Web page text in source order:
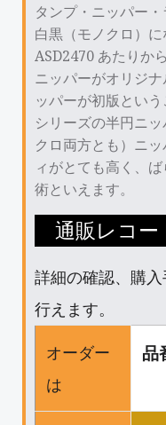
タンプ・ニッパー
白黒（モノクロ）に
ASD2470 あたりか
ニッパーがオリジ
ッパーが初版とい
シリーズの半円ニ
クロ両方とも）ニ
ィがとても高く、
術といえます。
通販レコー
詳細の確認、購
行えます。
オーダー
は
品